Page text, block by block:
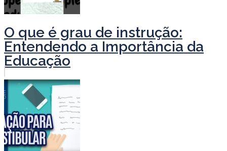
O que é grau de instrução:
Entendendo a Importância da
Educação